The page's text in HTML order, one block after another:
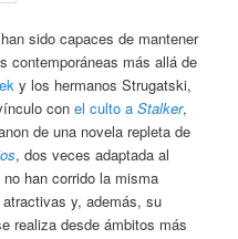
sido capaces de mantener
contemporáneas más allá de
y los hermanos Strugatski,
conel culto aStalker,
de una novela repleta de
, dos veces adaptada al
han corrido la misma
y, además, su
realiza desde ámbitos más